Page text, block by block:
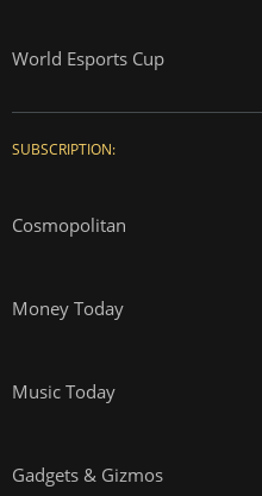
World Esports Cup
SUBSCRIPTION:
Cosmopolitan
Money Today
Music Today
Gadgets & Gizmos